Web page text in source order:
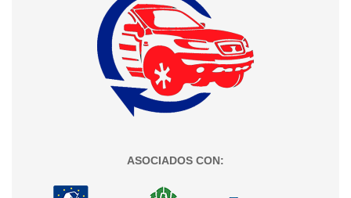
ASOCIADOS CON: